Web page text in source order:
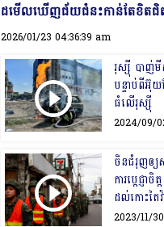
ដមើលឃើញជ័យជំនះកាន់តែខិត
2026/01/23 04:36:39 am
រុស្ស៊ី បា
បន្ទាប់ពីអ៊ុ
ធំលើរុស្ស៊ី
2024/09/
ចិនជំរុញឲ្យ
ការប្តេជ្ញ
ដល់កោះតៃ
2023/11/